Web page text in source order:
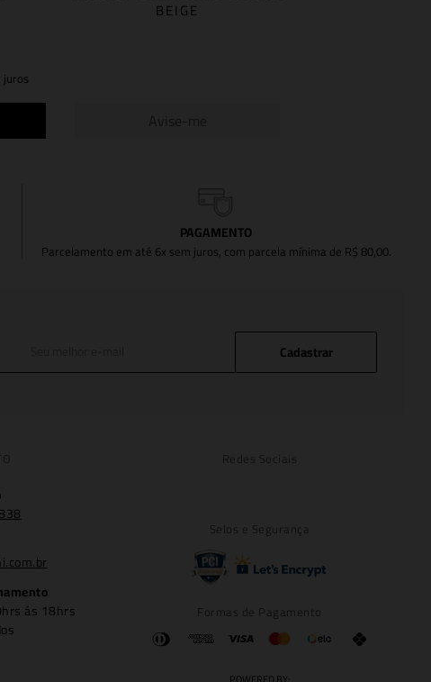
juros
BEIGE
PAGAMENTO
Parcelamento em até 6x sem juros, com parcela mínima de R$ 80,00.
Cadastrar
ás 18hrs